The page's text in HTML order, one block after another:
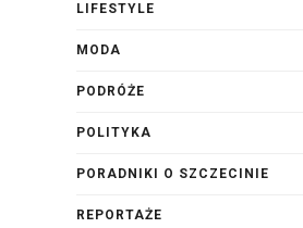
LIFESTYLE
MODA
PODRÓŻE
POLITYKA
PORADNIKI O SZCZECINIE
REPORTAŻE